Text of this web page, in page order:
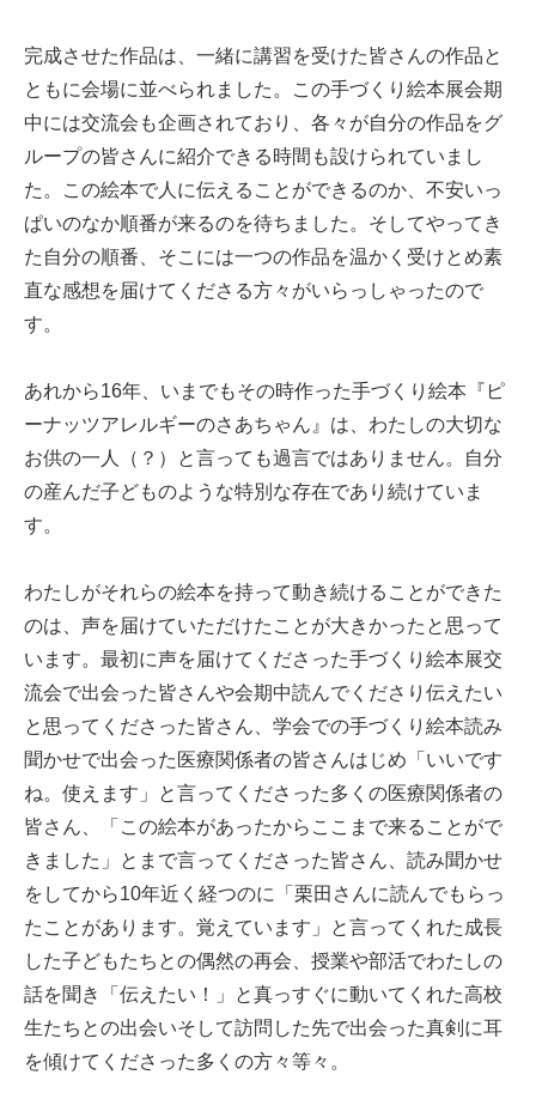
完成させた作品は、一緒に講習を受けた皆さんの作品と
ともに会場に並べられました。この手づくり絵本展会期
中には交流会も企画されており、各々が自分の作品をグ
ループの皆さんに紹介できる時間も設けられていまし
た。この絵本で人に伝えることができるのか、不安いっ
ぱいのなか順番が来るのを待ちました。そしてやってき
た自分の順番、そこには一つの作品を温かく受けとめ素
直な感想を届けてくださる方々がいらっしゃったので
す。
あれから16年、いまでもその時作った手づくり絵本『ピ
ーナッツアレルギーのさあちゃん』は、わたしの大切な
お供の一人（？）と言っても過言ではありません。自分
の産んだ子どものような特別な存在であり続けていま
す。
わたしがそれらの絵本を持って動き続けることができた
のは、声を届けていただけたことが大きかったと思って
います。最初に声を届けてくださった手づくり絵本展交
流会で出会った皆さんや会期中読んでくださり伝えたい
と思ってくださった皆さん、学会での手づくり絵本読み
聞かせで出会った医療関係者の皆さんはじめ「いいです
ね。使えます」と言ってくださった多くの医療関係者の
皆さん、「この絵本があったからここまで来ることがで
きました」とまで言ってくださった皆さん、読み聞かせ
をしてから10年近く経つのに「栗田さんに読んでもらっ
たことがあります。覚えています」と言ってくれた成長
した子どもたちとの偶然の再会、授業や部活でわたしの
話を聞き「伝えたい！」と真っすぐに動いてくれた高校
生たちとの出会いそして訪問した先で出会った真剣に耳
を傾けてくださった多くの方々等々。